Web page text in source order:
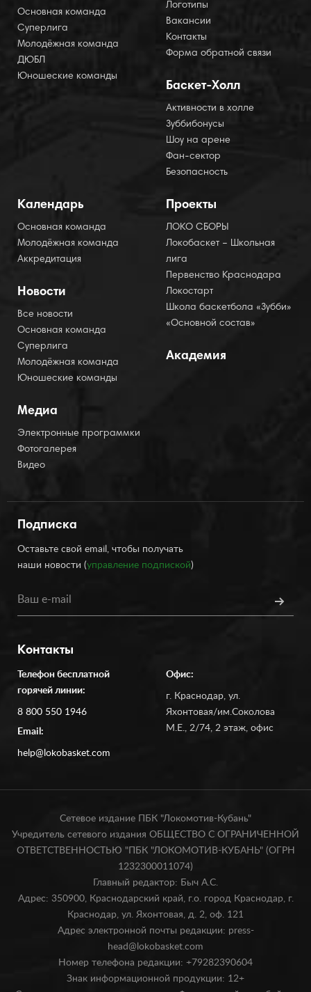
Основная команда
Суперлига
Молодёжная команда
ДЮБЛ
Юношеские команды
Логотипы
Вакансии
Контакты
Форма обратной связи
Баскет-Холл
Активности в холле
Зуббибонусы
Шоу на арене
Фан-сектор
Безопасность
Календарь
Основная команда
Молодёжная команда
Аккредитация
Новости
Все новости
Основная команда
Суперлига
Молодёжная команда
Юношеские команды
Медиа
Электронные программки
Фотогалерея
Видео
Проекты
ЛОКО СБОРЫ
Локобаскет – Школьная
лига
Первенство Краснодара
Локостарт
Школа баскетбола «Зубби»
«Основной состав»
Академия
Подписка
Оставьте свой email, чтобы получать
наши новости (управление подпиской)
Контакты
Телефон бесплатной
горячей линии:
8 800 550 1946
Email:
help@lokobasket.com
Офис:
г. Краснодар, ул.
Яхонтовая/им.Соколова
М.Е., 2/74, 2 этаж, офис
Сетевое издание ПБК "Локомотив-Кубань"
Учредитель сетевого издания ОБЩЕСТВО С ОГРАНИЧЕННОЙ
ОТВЕТСТВЕННОСТЬЮ "ПБК "ЛОКОМОТИВ-КУБАНЬ" (ОГРН
1232300011074)
Главный редактор: Быч А.С.
Адрес: 350900, Краснодарский край, г.о. город Краснодар, г.
Краснодар, ул. Яхонтовая, д. 2, оф. 121
Адрес электронной почты редакции: press-
head@lokobasket.com
Номер телефона редакции: +79282390604
Знак информационной продукции: 12+